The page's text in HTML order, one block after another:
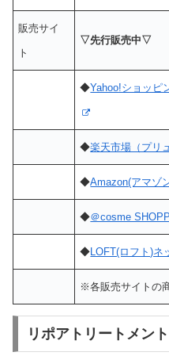
販売サイ
ト
▽先行販売中▽
◆Yahoo!ショッピ
◆楽天市場（プリ
◆Amazon(アマゾ
◆＠cosme
◆ LOFT(ロフト)ネ
※各販売サイトの
リポアトリートメント